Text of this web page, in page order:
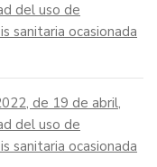
del uso de
sanitaria ocasionada
de 19 de abril,
del uso de
sanitaria ocasionada